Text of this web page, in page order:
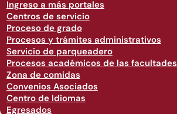
Ingreso a más portales
Centros de servicio
Proceso de grado
Procesos y trámites administrativos
Servicio de parqueadero
Procesos académicos de las facultades
Zona de comidas
Convenios Asociados
Centro de Idiomas
Egresados